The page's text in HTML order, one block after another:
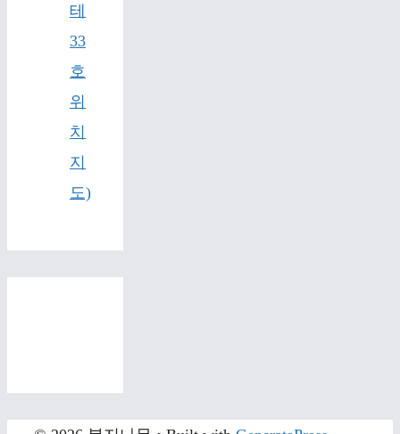
테
33
호
위
치
지
도)